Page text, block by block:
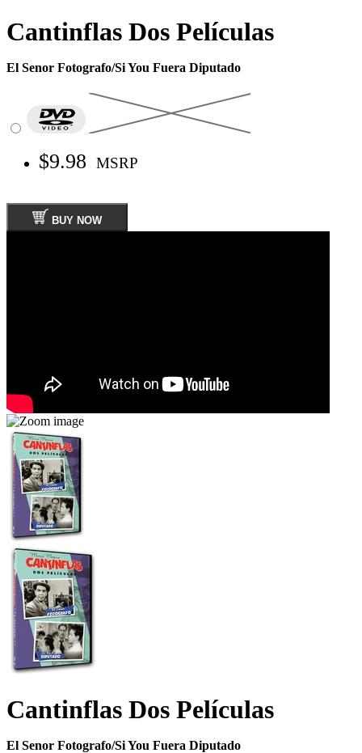
Cantinflas Dos Películas
El Senor Fotografo/Si You Fuera Diputado
$9.98 MSRP
BUY NOW
Cantinflas Dos Películas
El Senor Fotografo/Si You Fuera Diputado